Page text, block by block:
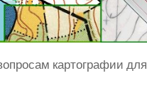
картографии для